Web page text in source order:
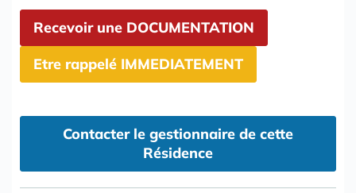
Recevoir une DOCUMENTATION
Etre rappelé IMMEDIATEMENT
Contacter le gestionnaire de cette
Résidence